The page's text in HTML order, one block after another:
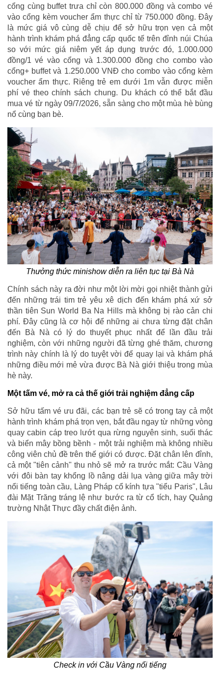
cổng cùng buffet trưa chỉ còn 800.000 đồng và combo vé
vào cổng kèm voucher ẩm thực chỉ từ 750.000 đồng. Đây
là mức giá vô cùng dễ chịu để sở hữu trọn vẹn cả một
hành trình khám phá đẳng cấp quốc tế trên đỉnh núi Chúa
so với mức giá niêm yết áp dụng trước đó, 1.000.000
đồng/1 vé vào cổng và 1.300.000 đồng cho combo vào
cổng+ buffet và 1.250.000 VNĐ cho combo vào cổng kèm
voucher ẩm thực. Riêng trẻ em dưới 1m vẫn được miễn
phí vé theo chính sách chung. Du khách có thể bắt đầu
mua vé từ ngày 09/7/2026, sẵn sàng cho một mùa hè bùng
nổ cùng bạn bè.
Thưởng thức minishow diễn ra liên tục tại Bà Nà
Chính sách này ra đời như một lời mời gọi nhiệt thành gửi
đến những trái tim trẻ yêu xê dịch đến khám phá xứ sở
thần tiên Sun World Ba Na Hills mà không bị rào cản chi
phí. Đây cũng là cơ hội để những ai chưa từng đặt chân
đến Bà Nà có lý do thuyết phục nhất để lần đầu trải
nghiệm, còn với những người đã từng ghé thăm, chương
trình này chính là lý do tuyệt vời để quay lại và khám phá
những điều mới mẻ vừa được Bà Nà giới thiệu trong mùa
hè này.
Một tấm vé, mở ra cả thế giới trải nghiệm đẳng cấp
Sở hữu tấm vé ưu đãi, các bạn trẻ sẽ có trong tay cả một
hành trình khám phá trọn vẹn, bắt đầu ngay từ những vòng
quay cabin cáp treo lướt qua rừng nguyên sinh, suối thác
và biển mây bồng bềnh - một trải nghiệm mà không nhiều
công viên chủ đề trên thế giới có được. Đặt chân lên đỉnh,
cả một "tiên cảnh" thu nhỏ sẽ mở ra trước mắt: Cầu Vàng
với đôi bàn tay khổng lồ nâng dải lụa vàng giữa mây trời
nổi tiếng toàn cầu, Làng Pháp cổ kính tựa "tiểu Paris", Lâu
đài Mặt Trăng tráng lệ như bước ra từ cổ tích, hay Quảng
trường Nhật Thực đầy chất điện ảnh.
Check in với Cầu Vàng nổi tiếng